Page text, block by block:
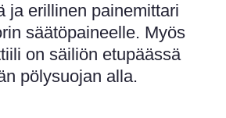
ja erillinen painemittari
säätöpaineelle. Myös
on säiliön etupäässä
pölysuojan alla.